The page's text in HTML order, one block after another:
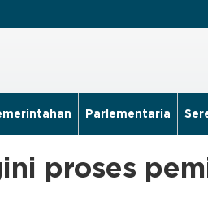
Parlementaria
proses